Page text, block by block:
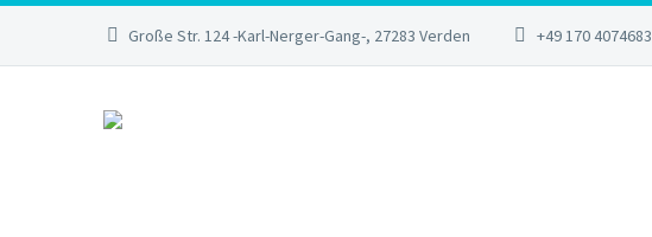
Große Str. 124 -Karl-Nerger-Gang-, 27283 Verden +49 170 4074683